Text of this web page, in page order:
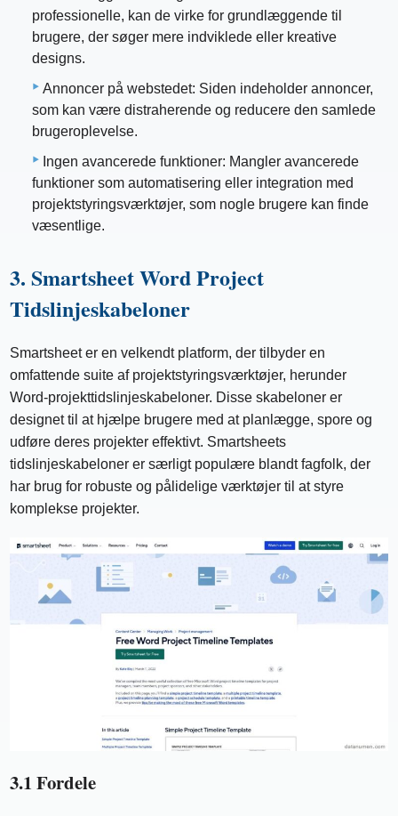
professionelle, kan de virke for grundlæggende til
brugere, der søger mere indviklede eller kreative
designs.
Annoncer på webstedet: Siden indeholder annoncer,
som kan være distraherende og reducere den samlede
brugeroplevelse.
Ingen avancerede funktioner: Mangler avancerede
funktioner som automatisering eller integration med
projektstyringsværktøjer, som nogle brugere kan finde
væsentlige.
3. Smartsheet Word Project
Tidslinjeskabeloner
Smartsheet er en velkendt platform, der tilbyder en
omfattende suite af projektstyringsværktøjer, herunder
Word-projekttidslinjeskabeloner. Disse skabeloner er
designet til at hjælpe brugere med at planlægge, spore og
udføre deres projekter effektivt. Smartsheets
tidslinjeskabeloner er særligt populære blandt fagfolk, der
har brug for robuste og pålidelige værktøjer til at styre
komplekse projekter.
3.1 Fordele